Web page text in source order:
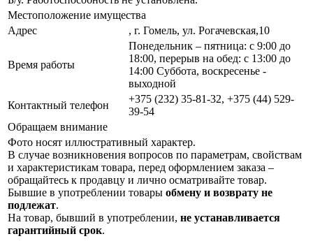
Местоположение имущества
Адрес
, г. Гомель, ул. Рогачевская,10
Время работы
Понедельник – пятница: с 9:00 до
18:00, перерыв на обед: с 13:00 до
14:00 Суббота, воскресенье -
выходной
Контактный телефон
+375 (232) 35-81-32, +375 (44) 529-
39-54
Обращаем внимание
Фото носят иллюстративный характер.
В случае возникновения вопросов по параметрам, свойствам
и характеристикам товара, перед оформлением заказа –
обращайтесь к продавцу и лично осматривайте товар.
Бывшие в употреблении товары обмену и возврату не
подлежат.
На товар, бывший в употреблении, не устанавливается
гарантийный срок.